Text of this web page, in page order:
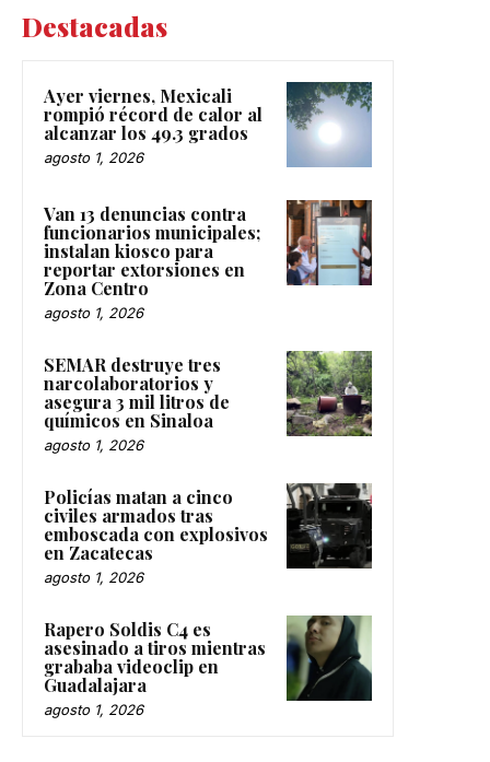
Destacadas
Ayer viernes, Mexicali
rompió récord de calor al
alcanzar los 49.3 grados
agosto 1, 2026
Van 13 denuncias contra
funcionarios municipales;
instalan kiosco para
reportar extorsiones en
Zona Centro
agosto 1, 2026
SEMAR destruye tres
narcolaboratorios y
asegura 3 mil litros de
químicos en Sinaloa
agosto 1, 2026
Policías matan a cinco
civiles armados tras
emboscada con explosivos
en Zacatecas
agosto 1, 2026
Rapero Soldis C4 es
asesinado a tiros mientras
grababa videoclip en
Guadalajara
agosto 1, 2026